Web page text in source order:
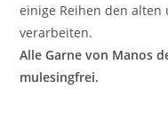
einige Reihen den alten
verarbeiten.
Alle Garne von Manos
mulesingfrei.